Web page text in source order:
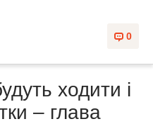
0
ходити і
– глава